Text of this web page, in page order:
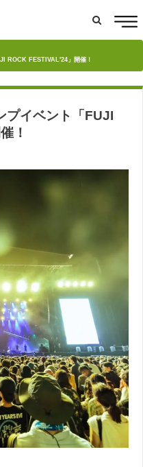
ROCK FESTIVAL'24」開催！
プイベント「FUJI
！